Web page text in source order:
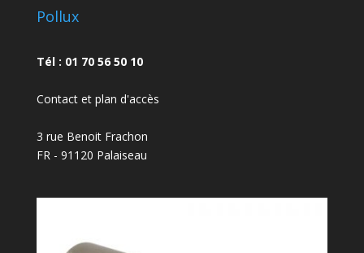
Pollux
Tél : 01 70 56 50 10
Contact et plan d'accès
3 rue Benoit Frachon
FR - 91120 Palaiseau